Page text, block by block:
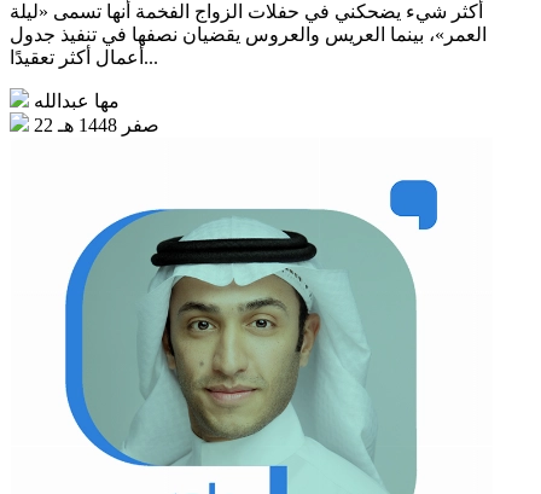
أكثر شيء يضحكني في حفلات الزواج الفخمة أنها تسمى «ليلة
العمر»، بينما العريس والعروس يقضيان نصفها في تنفيذ جدول
أعمال أكثر تعقيدًا...
مها عبدالله
22 صفر 1448 هـ